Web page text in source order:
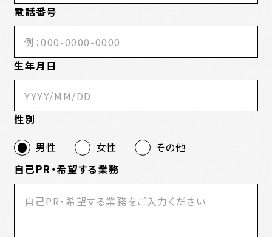
電話番号
生年月日
性別
男性
女性
その他
自己PR・希望する業務